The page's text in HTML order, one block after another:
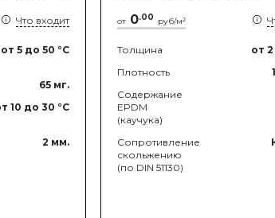
Что входит
от 5 до 50 °C
65 мг.
10 до 30 °C
2 мм.
от 0.00 руб/м2
Толщина от 2
Плотность
Содержание
EPDM
(каучука)
Сопротивление
скольжению
(по DIN 51130)